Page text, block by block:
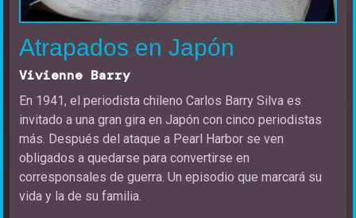
Atrapados en Japón
Vivienne Barry
En 1941, el periodista chileno Carlos Barry Silva es
invitado a una gran gira en Japón con cinco periodistas
más. Después del ataque a Pearl Harbor se ven
obligados a quedarse para convertirse en
corresponsales de guerra. Un episodio que marcará su
vida y la de su familia.